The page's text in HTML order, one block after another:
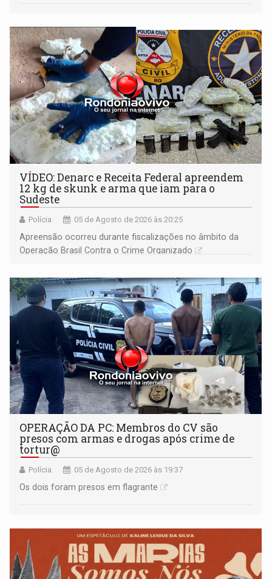
VÍDEO: Denarc e Receita Federal apreendem
12 kg de skunk e arma que iam para o
Sudeste
Polícia 05 de Agosto de 2026 às 20:25
Apreensão ocorreu durante fiscalizações no âmbito da
Operação Brasil Contra o Crime Organizado
OPERAÇÃO DA PC: Membros do CV são
presos com armas e drogas após crime de
tortur@
Polícia 05 de Agosto de 2026 às 19:37
Os dois foram presos em flagrante